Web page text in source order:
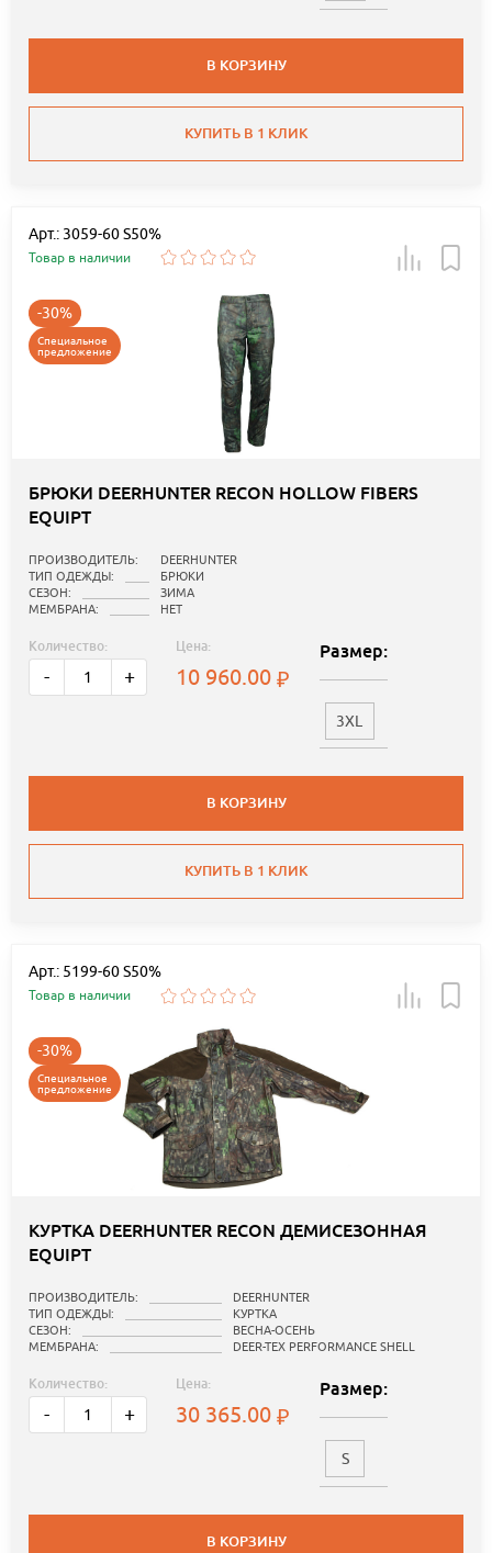
В КОРЗИНУ
КУПИТЬ В 1 КЛИК
Арт.: 3059-60 S50%
Товар в наличии
-30%
Специальное
предложение
БРЮКИ DEERHUNTER RECON HOLLOW FIBERS
EQUIPT
ПРОИЗВОДИТЕЛЬ:
DEERHUNTER
ТИП ОДЕЖДЫ:
БРЮКИ
СЕЗОН:
ЗИМА
МЕМБРАНА:
НЕТ
Количество:
- +
Цена:
10 960.00
Размер:
3XL
В КОРЗИНУ
КУПИТЬ В 1 КЛИК
Арт.: 5199-60 S50%
Товар в наличии
-30%
Специальное
предложение
КУРТКА DEERHUNTER RECON ДЕМИСЕЗОННАЯ
EQUIPT
ПРОИЗВОДИТЕЛЬ:
DEERHUNTER
ТИП ОДЕЖДЫ:
КУРТКА
СЕЗОН:
ВЕСНА-ОСЕНЬ
МЕМБРАНА:
DEER-TEX PERFORMANCE SHELL
Количество:
- +
Цена:
30 365.00
Размер:
S
В КОРЗИНУ